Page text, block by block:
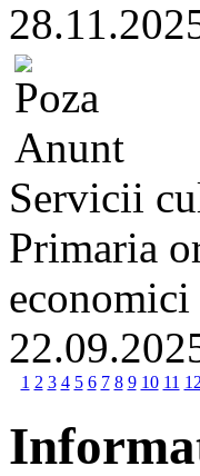
Servicii
Primaria
economici
1 2 3 4 5 6 7 8 9 10 11 12